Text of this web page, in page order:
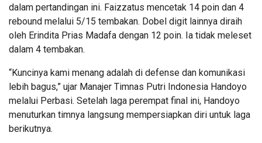
dalam pertandingan ini. Faizzatus mencetak 14 poin dan 4
rebound melalui 5/15 tembakan. Dobel digit lainnya diraih
oleh Erindita Prias Madafa dengan 12 poin. Ia tidak meleset
dalam 4 tembakan.
“Kuncinya kami menang adalah di defense dan komunikasi
lebih bagus,” ujar Manajer Timnas Putri Indonesia Handoyo
melalui Perbasi. Setelah laga perempat final ini, Handoyo
menuturkan timnya langsung mempersiapkan diri untuk laga
berikutnya.